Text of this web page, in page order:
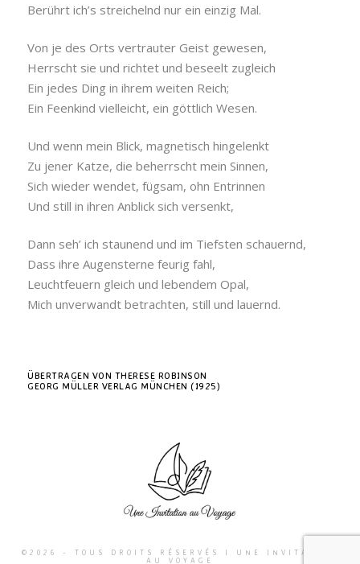
Berührt ich’s streichelnd nur ein einzig Mal.
Von je des Orts vertrauter Geist gewesen,
Herrscht sie und richtet und beseelt zugleich
Ein jedes Ding in ihrem weiten Reich;
Ein Feenkind vielleicht, ein göttlich Wesen.
Und wenn mein Blick, magnetisch hingelenkt
Zu jener Katze, die beherrscht mein Sinnen,
Sich wieder wendet, fügsam, ohn Entrinnen
Und still in ihren Anblick sich versenkt,
Dann seh’ ich staunend und im Tiefsten schauernd,
Dass ihre Augensterne feurig fahl,
Leuchtfeuern gleich und lebendem Opal,
Mich unverwandt betrachten, still und lauernd.
ÜBERTRAGEN VON THERESE ROBINSON
GEORG MÜLLER VERLAG MÜNCHEN (1925)
©2026 - TOUS DROITS RÉSERVÉS I UNE INVITATION
AU VOYAGE